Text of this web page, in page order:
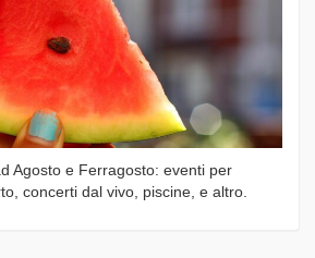
Agosto e Ferragosto: eventi per
concerti dal vivo, piscine, e altro.